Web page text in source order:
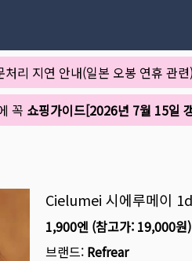
리 지연 안내(일본 오봉 연휴 관련)
꼭 쇼핑가이드[2026년 7월 15일
Cielumei 시에루메이
1,900엔 (참고가: 19,000원)
브랜드: Refrear